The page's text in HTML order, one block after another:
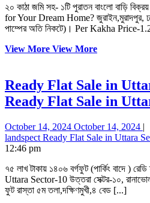
২০ কাঠা জমি সহ- ১টি পুরাতন বাংলো বাড়ি বিক্রয় ! Is 1 Old Bungalow Enough
for Your Dream Home? জুরাইন,মুরাদপুর,
পাম্পের অতি নিকটে)। Per Kakha Price-
View More View More
Ready Flat Sale in
Ready Flat Sale in
October 14, 2024 October 14, 2024 |
landspect Ready Flat Sale in Uttara
12:46 pm
৭৫ লাখ টাকায় ১৪০৬ বর্গফুট (পার্কিং বাদে ) রেডি ফ্ল্যাট বিক্রয়! Ready Flat Sale in
Uttara Sector-10 উত্তরা সেক্টর-১০,
ফুট রাস্তা ৫ম তলা,দক্ষিণমুখী,৪ বেড [...]